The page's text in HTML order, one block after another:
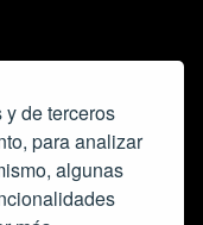
de terceros
para analizar
algunas